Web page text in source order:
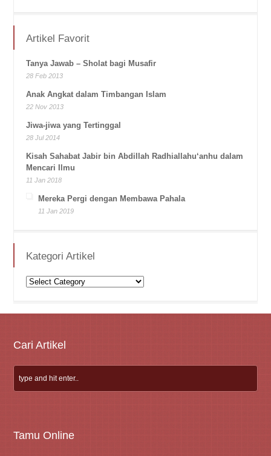
Artikel Favorit
Tanya Jawab – Sholat bagi Musafir
28 Feb 2013
Anak Angkat dalam Timbangan Islam
22 Nov 2013
Jiwa-jiwa yang Tertinggal
28 Jul 2014
Kisah Sahabat Jabir bin Abdillah Radhiallahu‘anhu dalam
Mencari Ilmu
11 Jan 2018
Mereka Pergi dengan Membawa Pahala
11 Jan 2019
Kategori Artikel
Kategori
Cari Artikel
Tamu Online